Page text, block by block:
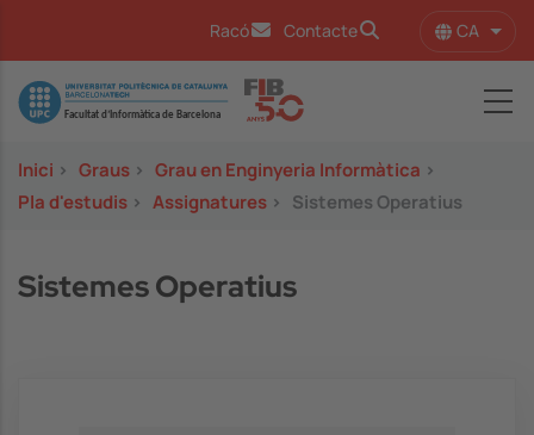
Racó Contacte CA
Image
Inici > Graus > Grau en Enginyeria Informàtica >
Pla d'estudis > Assignatures > Sistemes Operatius
Sistemes Operatius